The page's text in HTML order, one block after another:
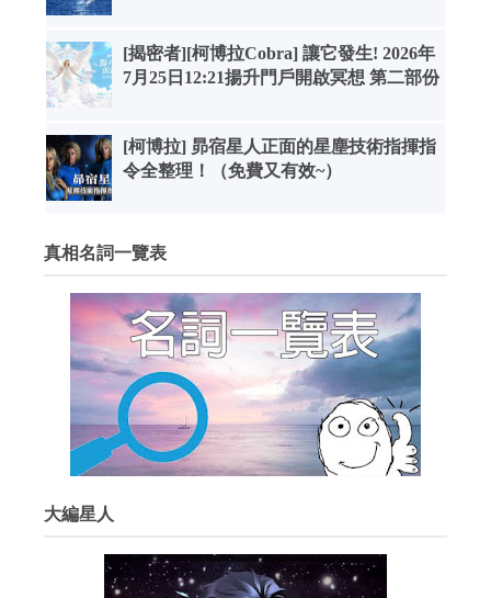
[揭密者][柯博拉Cobra] 讓它發生! 2026年
7月25日12:21揚升門戶開啟冥想 第二部份
[柯博拉] 昴宿星人正面的星塵技術指揮指
令全整理！（免費又有效~）
真相名詞一覽表
大編星人